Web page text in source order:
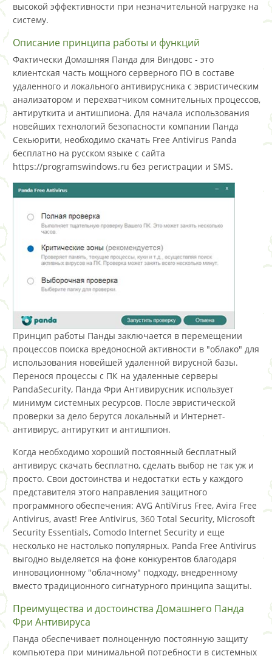
высокой эффективности при незначительной нагрузке на
систему.
Описание принципа работы и функций
Фактически Домашняя Панда для Виндовс - это
клиентская часть мощного серверного ПО в составе
удаленного и локального антивирусника с эвристическим
анализатором и перехватчиком сомнительных процессов,
антируткита и антишпиона. Для начала использования
новейших технологий безопасности компании Панда
Секьюрити, необходимо скачать Free Antivirus Panda
бесплатно на русском языке с сайта
https://programswindows.ru без регистрации и SMS.
Принцип работы Панды заключается в перемещении
процессов поиска вредоносной активности в "облако" для
использования новейшей удаленной вирусной базы.
Перенося процессы с ПК на удаленные серверы
PandaSecurity, Панда Фри Антивирусник использует
минимум системных ресурсов. После эвристической
проверки за дело берутся локальный и Интернет-
антивирус, антируткит и антишпион.
Когда необходимо хороший постоянный бесплатный
антивирус скачать бесплатно, сделать выбор не так уж и
просто. Свои достоинства и недостатки есть у каждого
представителя этого направления защитного
программного обеспечения: AVG AntiVirus Free, Avira Free
Antivirus, avast! Free Antivirus, 360 Total Security, Microsoft
Security Essentials, Comodo Internet Security и еще
несколько не настолько популярных. Panda Free Antivirus
выгодно выделяется на фоне конкурентов благодаря
инновационному "облачному" подходу, внедренному
вместо традиционного сигнатурного принципа защиты.
Преимущества и достоинства Домашнего Панда
Фри Антивируса
Панда обеспечивает полноценную постоянную защиту
компьютера при минимальной потребности в системных